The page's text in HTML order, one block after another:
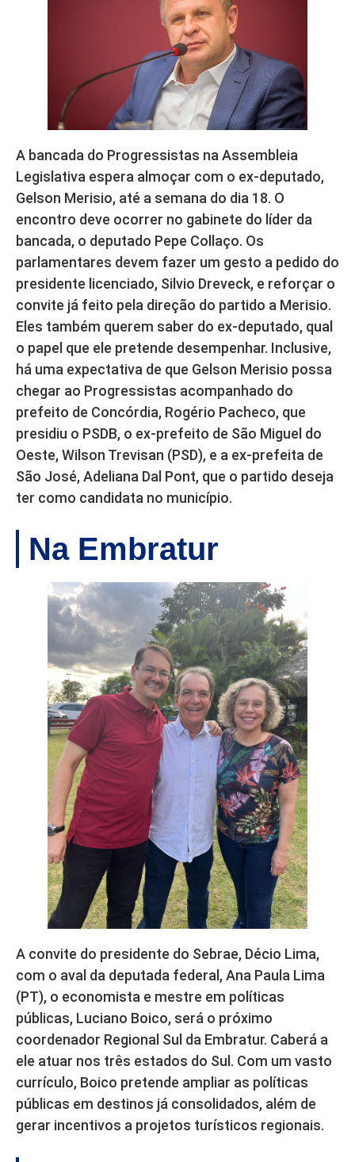
A bancada do Progressistas na Assembleia
Legislativa espera almoçar com o ex-deputado,
Gelson Merisio, até a semana do dia 18. O
encontro deve ocorrer no gabinete do líder da
bancada, o deputado Pepe Collaço. Os
parlamentares devem fazer um gesto a pedido do
presidente licenciado, Silvio Dreveck, e reforçar o
convite já feito pela direção do partido a Merisio.
Eles também querem saber do ex-deputado, qual
o papel que ele pretende desempenhar. Inclusive,
há uma expectativa de que Gelson Merisio possa
chegar ao Progressistas acompanhado do
prefeito de Concórdia, Rogério Pacheco, que
presidiu o PSDB, o ex-prefeito de São Miguel do
Oeste, Wilson Trevisan (PSD), e a ex-prefeita de
São José, Adeliana Dal Pont, que o partido deseja
ter como candidata no município.
Na Embratur
A convite do presidente do Sebrae, Décio Lima,
com o aval da deputada federal, Ana Paula Lima
(PT), o economista e mestre em políticas
públicas, Luciano Boico, será o próximo
coordenador Regional Sul da Embratur. Caberá a
ele atuar nos três estados do Sul. Com um vasto
currículo, Boico pretende ampliar as políticas
públicas em destinos já consolidados, além de
gerar incentivos a projetos turísticos regionais.